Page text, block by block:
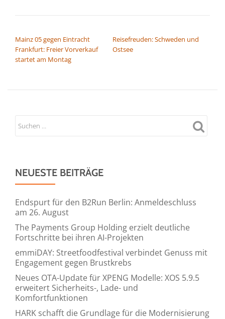
Mainz 05 gegen Eintracht
Frankfurt: Freier Vorverkauf
startet am Montag
Reisefreuden: Schweden und
Ostsee
NEUESTE BEITRÄGE
Endspurt für den B2Run Berlin: Anmeldeschluss
am 26. August
The Payments Group Holding erzielt deutliche
Fortschritte bei ihren AI-Projekten
emmiDAY: Streetfoodfestival verbindet Genuss mit
Engagement gegen Brustkrebs
Neues OTA-Update für XPENG Modelle: XOS 5.9.5
erweitert Sicherheits-, Lade- und
Komfortfunktionen
HARK schafft die Grundlage für die Modernisierung